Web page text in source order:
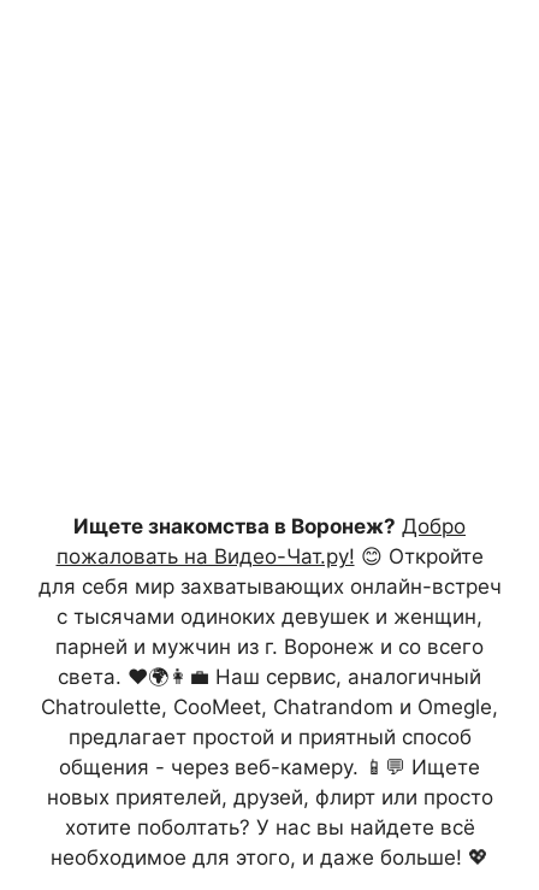
Ищете знакомства в Воронеж? Добро
пожаловать на Видео-Чат.ру! 😊 Откройте
для себя мир захватывающих онлайн-встреч
с тысячами одиноких девушек и женщин,
парней и мужчин из г. Воронеж и со всего
света. ❤️🌍👩‍💼 Наш сервис, аналогичный
Chatroulette, CooMeet, Chatrandom и Omegle,
предлагает простой и приятный способ
общения - через веб-камеру. 📱💬 Ищете
новых приятелей, друзей, флирт или просто
хотите поболтать? У нас вы найдете всё
необходимое для этого, и даже больше! 💖